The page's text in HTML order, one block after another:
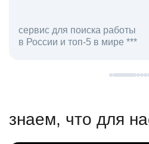
средняя оценка hh.ru как
знаем, что для